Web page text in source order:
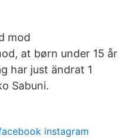
mod
at børn under 15 år
har just ändrat 1
Sabuni.
instagram